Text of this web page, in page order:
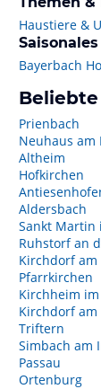
Haustiere &
Saisonales
Bayerbach
Prienbach
Neuhaus am
Altheim
Hofkirchen
Aldersbach
Sankt Martin
Ruhstorf an
Kirchdorf am
Pfarrkirchen
Kirchheim
Kirchdorf am
Triftern
Simbach am
Passau
Ortenburg